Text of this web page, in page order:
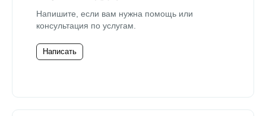
Напишите, если вам нужна помощь или
консультация по услугам.
Написать